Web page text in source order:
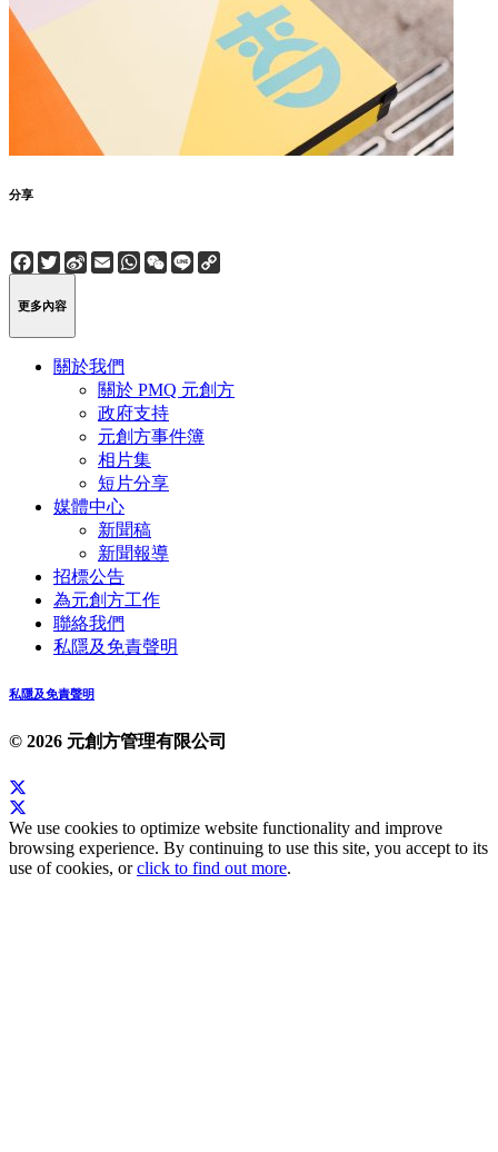
分享
Facebook
Twitter
Sina
Weibo
EmailWhatsApp
WeChat
Line
更多內容
關於我們
關於 PMQ 元創方
政府支持
元創方事件簿
相片集
短片分享
媒體中心
新聞稿
新聞報導
招標公告
為元創方工作
聯絡我們
私隱及免責聲明
私隱及免責聲明
© 2026 元創方管理有限公司
We use cookies to optimize website functionality and improve
browsing experience. By continuing to use this site, you accept to its
use of cookies, orclick to find out more.